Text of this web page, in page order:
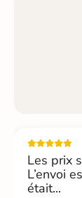
Les prix
L’envoi
était...